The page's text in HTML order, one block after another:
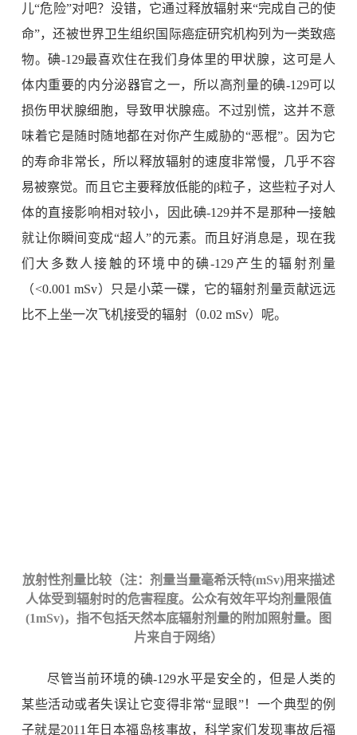
儿“危险”对吧？没错，它通过释放辐射来“完成自己的使
命”，还被世界卫生组织国际癌症研究机构列为一类致癌
物。碘-129最喜欢住在我们身体里的甲状腺，这可是人
体内重要的内分泌器官之一，所以高剂量的碘-129可以
损伤甲状腺细胞，导致甲状腺癌。不过别慌，这并不意
味着它是随时随地都在对你产生威胁的“恶棍”。因为它
的寿命非常长，所以释放辐射的速度非常慢，几乎不容
易被察觉。而且它主要释放低能的β粒子，这些粒子对人
体的直接影响相对较小，因此碘-129并不是那种一接触
就让你瞬间变成“超人”的元素。而且好消息是，现在我
们大多数人接触的环境中的碘-129 产生的辐射剂量
（<0.001 mSv）只是小菜一碟，它的辐射剂量贡献远远
比不上坐一次飞机接受的辐射（0.02 mSv）呢。
放射性剂量比较（注：剂量当量毫希沃特(mSv)用来描述
人体受到辐射时的危害程度。公众有效年平均剂量限值
(1mSv)，指不包括天然本底辐射剂量的附加照射量。图
片来自于网络）
尽管当前环境的碘-129水平是安全的，但是人类的
某些活动或者失误让它变得非常“显眼”！一个典型的例
子就是2011 年日本福岛核事故，科学家们发现事故后福